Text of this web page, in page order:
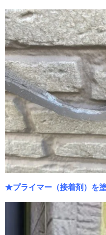
★プライマー（接着剤）を